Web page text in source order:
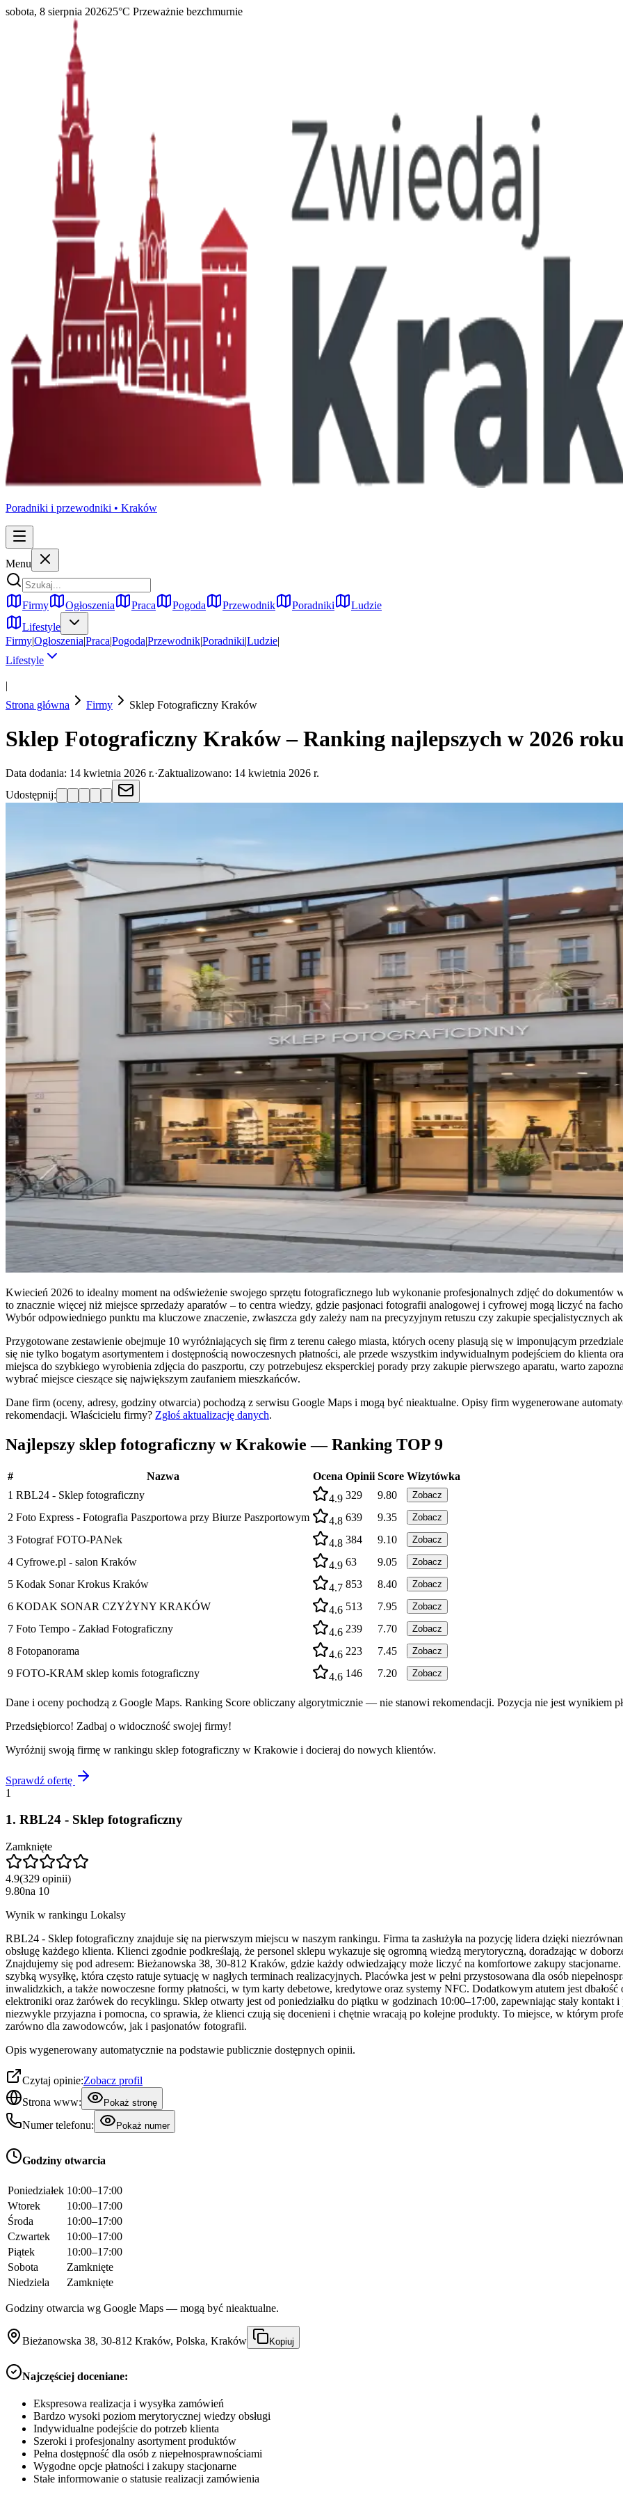
sobota, 8 sierpnia 202625°C Przeważnie bezchmurnie
Poradniki i przewodniki • Kraków
Menu
Firmy Ogłoszenia Praca Pogoda Przewodnik Poradniki
Ludzie
Lifestyle
Firmy|Ogłoszenia|Praca|Pogoda|Przewodnik|Poradniki|Ludzie|
Lifestyle
|
Strona główna
Firmy Sklep Fotograficzny Kraków
Sklep Fotograficzny Kraków – Ranking najlepszych w 2026
Data dodania: 14 kwietnia 2026 r.·Zaktualizowano: 14 kwietnia 2026 r.
Udostępnij:
Kwiecień 2026 to idealny moment na odświeżenie swojego sprzętu fotograficznego lub wykonanie profesjonalnych zdjęć do
to znacznie więcej niż miejsce sprzedaży aparatów – to centra wiedzy, gdzie pasjonaci fotografii analogowej i cyfrowej mogą liczyć na
Wybór odpowiedniego punktu ma kluczowe znaczenie, zwłaszcza gdy zależy nam na precyzyjnym retuszu czy zakupie specjalistycznych
Przygotowane zestawienie obejmuje 10 wyróżniających się firm z terenu całego miasta, których oceny plasują się w imponującym
się nie tylko bogatym asortymentem i dostępnością nowoczesnych płatności, ale przede wszystkim indywidualnym podejściem do klienta
miejsca do szybkiego wyrobienia zdjęcia do paszportu, czy potrzebujesz eksperckiej porady przy zakupie pierwszego aparatu, warto
wybrać miejsce cieszące się największym zaufaniem mieszkańców.
Dane firm (oceny, adresy, godziny otwarcia) pochodzą z serwisu Google Maps i mogą być nieaktualne. Opisy firm wygenerowane
rekomendacji. Właścicielu firmy? Zgłoś aktualizację danych.
Najlepszy sklep fotograficzny w Krakowie — Ranking TOP 9
# Nazwa Ocena Opinii Score Wizytówka
1 RBL24 - Sklep fotograficzny 4.9 329 9.80 Zobacz
2 Foto Express - Fotografia Paszportowa przy Biurze Paszportowym 4.8 639 9.35 Zobacz
3 Fotograf FOTO-PANek 4.8 384 9.10 Zobacz
4 Cyfrowe.pl - salon Kraków 4.9 63 9.05 Zobacz
5 Kodak Sonar Krokus Kraków 4.7 853 8.40 Zobacz
6 KODAK SONAR CZYŻYNY KRAKÓW 4.6 513 7.95 Zobacz
7 Foto Tempo - Zakład Fotograficzny 4.6 239 7.70 Zobacz
8 Fotopanorama 4.6 223 7.45 Zobacz
9 FOTO-KRAM sklep komis fotograficzny 4.6 146 7.20 Zobacz
Dane i oceny pochodzą z Google Maps. Ranking Score obliczany algorytmicznie — nie stanowi rekomendacji. Pozycja nie jest wynikiem
Przedsiębiorco! Zadbaj o widoczność swojej firmy!
Wyróżnij swoją firmę w rankingu sklep fotograficzny w Krakowie i docieraj do nowych klientów.
Sprawdź ofertę
1
1. RBL24 - Sklep fotograficzny
Zamknięte
4.9(329 opinii)
9.80na 10
Wynik w rankingu Lokalsy
RBL24 - Sklep fotograficzny znajduje się na pierwszym miejscu w naszym rankingu. Firma ta zasłużyła na pozycję lidera dzięki
obsługę każdego klienta. Klienci zgodnie podkreślają, że personel sklepu wykazuje się ogromną wiedzą merytoryczną, doradzając w
Znajdujemy się pod adresem: Bieżanowska 38, 30-812 Kraków, gdzie każdy odwiedzający może liczyć na komfortowe zakupy
szybką wysyłkę, która często ratuje sytuację w nagłych terminach realizacyjnych. Placówka jest w pełni przystosowana dla osób
inwalidzkich, a także nowoczesne formy płatności, w tym karty debetowe, kredytowe oraz systemy NFC. Dodatkowym atutem jest
elektroniki oraz żarówek do recyklingu. Sklep otwarty jest od poniedziałku do piątku w godzinach 10:00–17:00, zapewniając stały kontakt
niezwykle przyjazna i pomocna, co sprawia, że klienci czują się docenieni i chętnie wracają po kolejne produkty. To miejsce, w którym
zarówno dla zawodowców, jak i pasjonatów fotografii.
Opis wygenerowany automatycznie na podstawie publicznie dostępnych opinii.
Czytaj opinie:Zobacz profil
Strona www:
Pokaż stronę
Numer telefonu: Pokaż numer
Godziny otwarcia
Poniedziałek 10:00–17:00
Wtorek
10:00–17:00
Środa
10:00–17:00
Czwartek
10:00–17:00
Piątek
10:00–17:00
Sobota
Zamknięte
Niedziela
Zamknięte
Godziny otwarcia wg Google Maps — mogą być nieaktualne.
Bieżanowska 38, 30-812 Kraków, Polska, Kraków Kopiuj
Najczęściej doceniane:
Ekspresowa realizacja i wysyłka zamówień
Bardzo wysoki poziom merytorycznej wiedzy obsługi
Indywidualne podejście do potrzeb klienta
Szeroki i profesjonalny asortyment produktów
Pełna dostępność dla osób z niepełnosprawnościami
Wygodne opcje płatności i zakupy stacjonarne
Stałe informowanie o statusie realizacji zamówienia